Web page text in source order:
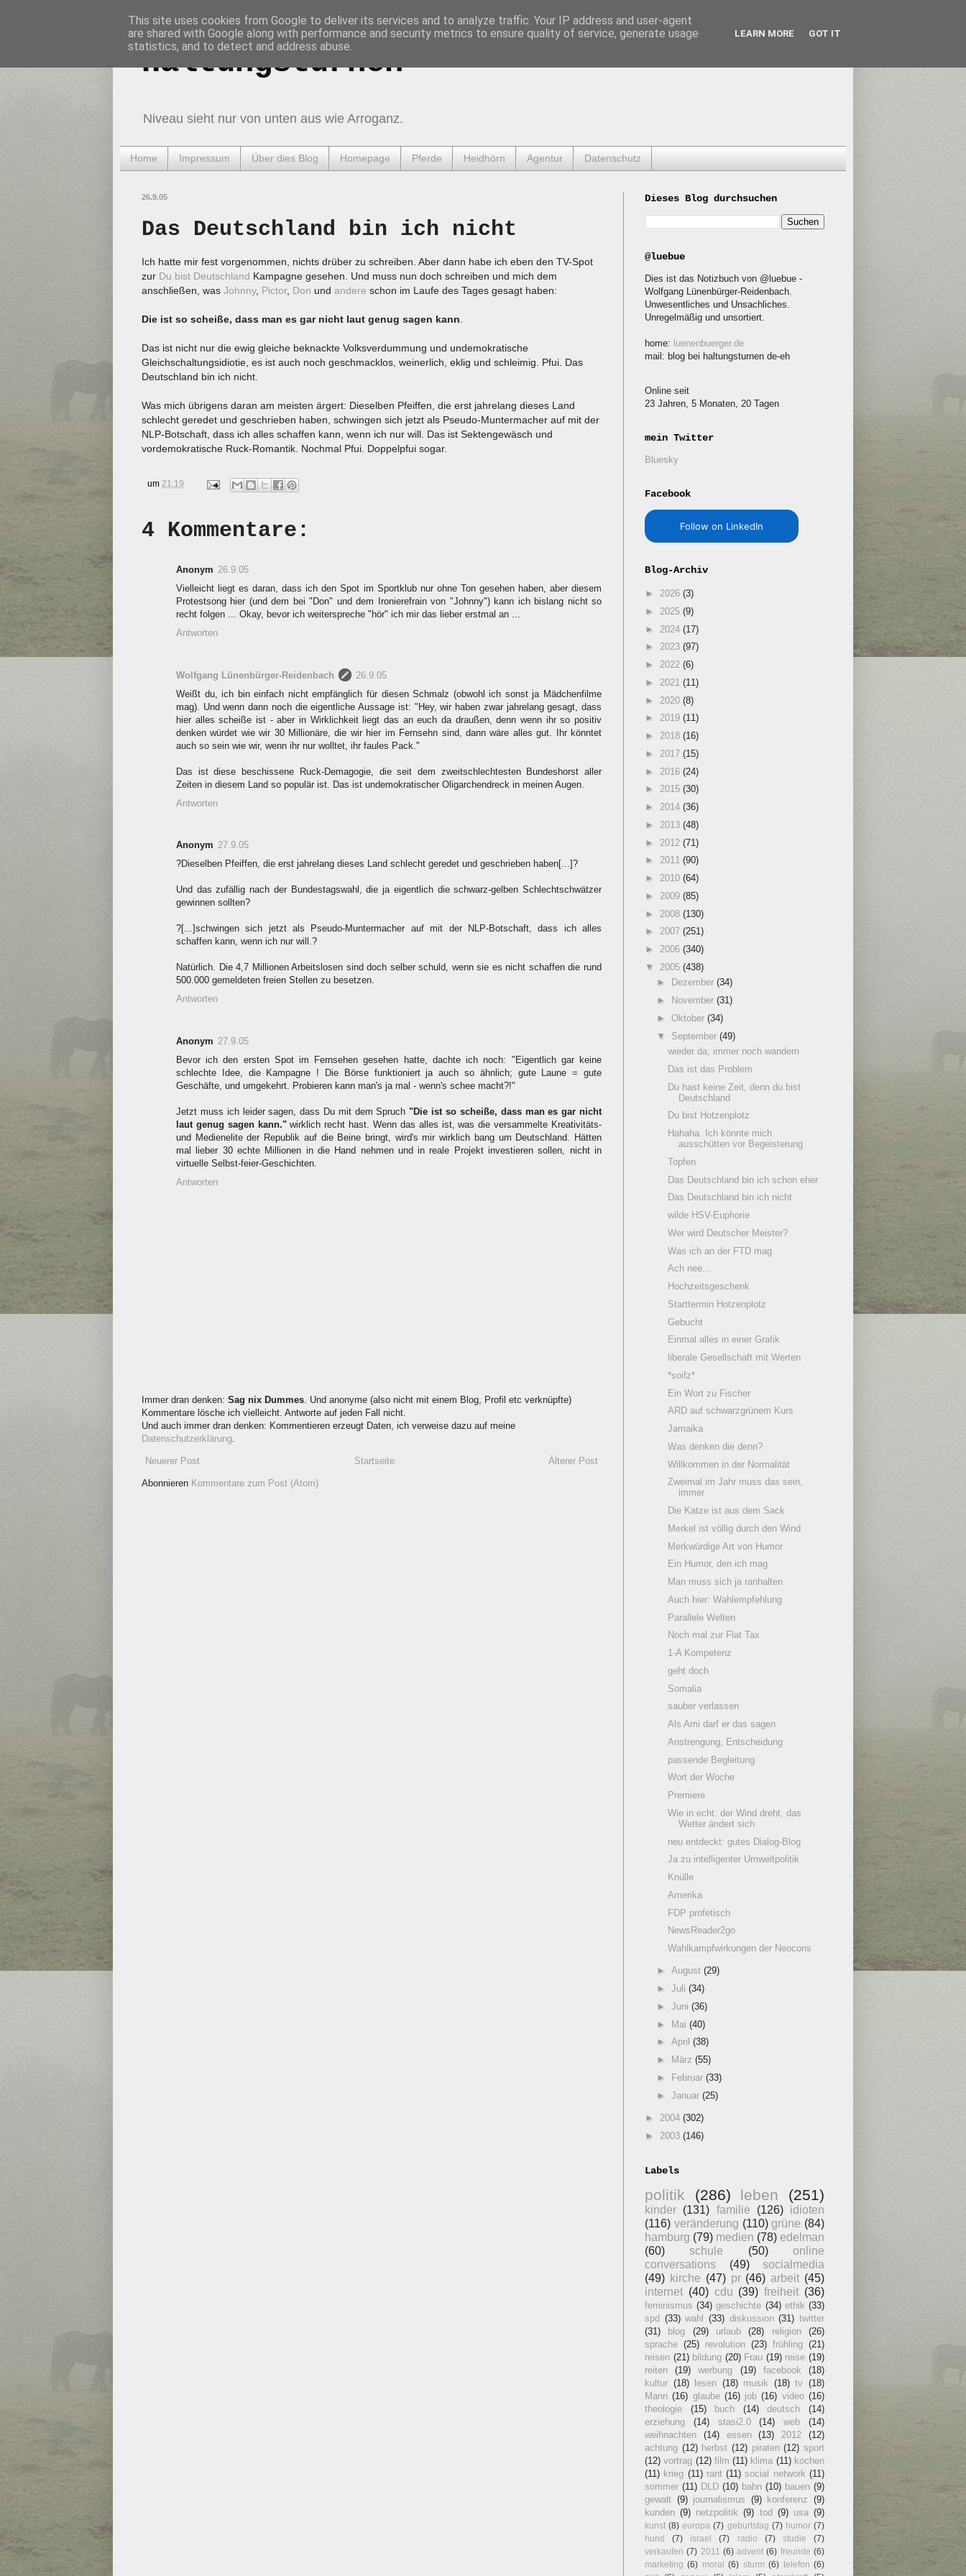
Haltungsturnen
Niveau sieht nur von unten aus wie Arroganz.
Home Impressum Über dies Blog Homepage Pferde Heidhörn Agentur Datenschutz
26.9.05
Das Deutschland bin ich nicht
Ich hatte mir fest vorgenommen, nichts drüber zu schreiben. Aber dann habe ich eben den TV-Spot
zur Du bist Deutschland Kampagne gesehen. Und muss nun doch schreiben und mich dem
anschließen, was Johnny, Pictor, Don und andere schon im Laufe des Tages gesagt haben:
Die ist so scheiße, dass man es gar nicht laut genug sagen kann
Das ist nicht nur die ewig gleiche beknackte Volksverdummung und undemokratische
Gleichschaltungsidiotie, es ist auch noch geschmacklos, weinerlich, eklig und schleimig. Pfui. Das
Deutschland bin ich nicht.
Was mich übrigens daran am meisten ärgert: Dieselben Pfeiffen, die erst jahrelang dieses Land
schlecht geredet und geschrieben haben, schwingen sich jetzt als Pseudo-Muntermacher auf mit der
NLP-Botschaft, dass ich alles schaffen kann, wenn ich nur will. Das ist Sektengewäsch und
vordemokratische Ruck-Romantik. Nochmal Pfui. Doppelpfui sogar.
um 21:19
4 Kommentare:
Anonym 26.9.05
Vielleicht liegt es daran, dass ich den Spot im Sportklub nur ohne Ton gesehen haben, aber diesem
Protestsong hier (und dem bei "Don" und dem Ironierefrain von "Johnny") kann ich bislang nicht so
recht folgen ... Okay, bevor ich weiterspreche "hör" ich mir das lieber erstmal an ...
Antworten
Wolfgang Lünenbürger-Reidenbach
26.9.05
Weißt du, ich bin einfach nicht empfänglich für diesen Schmalz (obwohl ich sonst ja Mädchenfilme
mag). Und wenn dann noch die eigentliche Aussage ist: "Hey, wir haben zwar jahrelang gesagt, dass
hier alles scheiße ist - aber in Wirklichkeit liegt das an euch da draußen, denn wenn ihr so positiv
denken würdet wie wir 30 Millionäre, die wir hier im Fernsehn sind, dann wäre alles gut. Ihr könntet
auch so sein wie wir, wenn ihr nur wolltet, ihr faules Pack."
Das ist diese beschissene Ruck-Demagogie, die seit dem zweitschlechtesten Bundeshorst aller
Zeiten in diesem Land so populär ist. Das ist undemokratischer Oligarchendreck in meinen Augen.
Antworten
Anonym 27.9.05
?Dieselben Pfeiffen, die erst jahrelang dieses Land schlecht geredet und geschrieben haben[...]?
Und das zufällig nach der Bundestagswahl, die ja eigentlich die schwarz-gelben Schlechtschwätzer
gewinnen sollten?
?[...]schwingen sich jetzt als Pseudo-Muntermacher auf mit der NLP-Botschaft, dass ich alles
schaffen kann, wenn ich nur will.?
Natürlich. Die 4,7 Millionen Arbeitslosen sind doch selber schuld, wenn sie es nicht schaffen die rund
500.000 gemeldeten freien Stellen zu besetzen.
Antworten
Anonym 27.9.05
Bevor ich den ersten Spot im Fernsehen gesehen hatte, dachte ich noch: "Eigentlich gar keine
schlechte Idee, die Kampagne ! Die Börse funktioniert ja auch so ähnlich; gute Laune = gute
Geschäfte, und umgekehrt. Probieren kann man's ja mal - wenn's schee macht?!"
Jetzt muss ich leider sagen, dass Du mit dem Spruch"Die ist so scheiße, dass man es gar nicht
laut genug sagen kann."wirklich recht hast. Wenn das alles ist, was die versammelte Kreativitäts-
und Medienelite der Republik auf die Beine bringt, wird's mir wirklich bang um Deutschland. Hätten
mal lieber 30 echte Millionen in die Hand nehmen und in reale Projekt investieren sollen, nicht in
virtuelle Selbst-feier-Geschichten.
Antworten
Immer dran denken: Sag nix Dummes. Und anonyme (also nicht mit einem Blog, Profil etc verknüpfte)
Kommentare lösche ich vielleicht. Antworte auf jeden Fall nicht.
Und auch immer dran denken: Kommentieren erzeugt Daten, ich verweise dazu auf meine
Datenschutzerklärung.
Neuerer Post Älterer Post
Startseite
Abonnieren Kommentare zum Post (Atom)
Dieses Blog durchsuchen
@luebue
Dies ist das Notizbuch von @luebue -
Wolfgang Lünenbürger-Reidenbach.
Unwesentliches und Unsachliches.
Unregelmäßig und unsortiert.
home: luenenbuerger.de
mail: blog bei haltungsturnen de-eh
Online seit
23 Jahren, 5 Monaten, 20 Tagen
mein Twitter
Bluesky
Facebook
Follow on LinkedIn
Blog-Archiv
► 2026 (3)
► 2025 (9)
► 2024 (17)
► 2023 (97)
► 2022 (6)
► 2021 (11)
► 2020 (8)
► 2019 (11)
► 2018 (16)
► 2017 (15)
► 2016 (24)
► 2015 (30)
► 2014 (36)
► 2013 (48)
► 2012 (71)
► 2011 (90)
► 2010 (64)
► 2009 (85)
► 2008 (130)
► 2007 (251)
► 2006 (340)
▼ 2005 (438)
►
Dezember (34)
►
November (31)
► Oktober (34)
▼ September (49)
wieder da, immer noch wandern
Das ist das Problem
Du hast keine Zeit, denn du bist
Deutschland
Du bist Hotzenplotz
Hahaha. Ich könnte mich
ausschütten vor Begeisterung
Topfen
Das Deutschland bin ich schon eher
Das Deutschland bin ich nicht
wilde HSV-Euphorie
Wer wird Deutscher Meister?
Was ich an der FTD mag
Ach nee...
Hochzeitsgeschenk
Starttermin Hotzenplotz
Gebucht
Einmal alles in einer Grafik
liberale Gesellschaft mit Werten
*soifz*
Ein Wort zu Fischer
ARD auf schwarzgrünem Kurs
Jamaika
Was denken die denn?
Willkommen in der Normalität
Zweimal im Jahr muss das sein,
immer
Die Katze ist aus dem Sack
Merkel ist völlig durch den Wind
Merkwürdige Art von Humor
Ein Humor, den ich mag
Man muss sich ja ranhalten
Auch hier: Wahlempfehlung
Parallele Welten
Noch mal zur Flat Tax
1-A Kompetenz
geht doch
Somalia
sauber verlassen
Als Ami darf er das sagen
Anstrengung, Entscheidung
passende Begleitung
Wort der Woche
Premiere
Wie in echt: der Wind dreht, das
Wetter ändert sich
neu entdeckt: gutes Dialog-Blog
Ja zu intelligenter Umweltpolitik
Knülle
Amerika
FDP profetisch
NewsReader2go
Wahlkampfwirkungen der Neocons
► August (29)
► Juli (34)
► Juni (36)
► Mai (40)
► April (38)
►
März (55)
►
Februar (33)
► Januar (25)
► 2004 (302)
► 2003 (146)
Labels
politik (286) leben (251)
kinder (131) familie (126)
idioten
(116) veränderung (110) grüne (84)
hamburg (79) medien (78) edelman
(60)
schule (50)
online
conversations
(49)
socialmedia
(49) kirche (47) pr (46) arbeit (45)
internet (40) cdu (39) freiheit (36)
feminismus (34) geschichte (34) ethik (33)
spd (33) wahl (33) diskussion (31) twitter
(31)
blog (29) urlaub (28) religion
(26)
sprache (25) revolution (23) frühling (21)
reisen (21) bildung (20) Frau (19) reise (19)
reiten
(19) werbung (19) facebook
(18)
kultur (18) lesen (18) musik (18) tv
(18)
Mann (16) glaube (16) job (16) video (16)
theologie
(15) buch (14) deutsch
(14)
erziehung
(14) stasi2.0 (14) web
(14)
weihnachten
(14) essen (13) 2012
(12)
achtung (12) herbst (12) piraten (12) sport
(12) vortrag (12) film (11) klima (11) kochen
(11) krieg (11) rant (11) social network (11)
sommer (11) DLD (10) bahn (10) bauen (9)
gewalt (9) journalismus (9) konferenz
(9)
kunden (9) netzpolitik (9) tod (9) usa (9)
kunst (8) europa (7) geburtstag (7) humor (7)
hund
(7) israel (7) radio (7) studie
(7)
verkaufen (7) 2011 (6) advent (6) freunde (6)
marketing (6) moral (6) sturm (6) telefon (6)
This site uses cookies from Google to deliver its services and to analyze traffic. Your IP address and user-agent
are shared with Google along with performance and security metrics to ensure quality of service, generate usage
statistics, and to detect and address abuse.
LEARN MORE GOT IT